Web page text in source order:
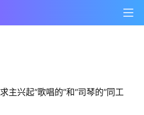
求主兴起“歌唱的”和“司琴的”同工